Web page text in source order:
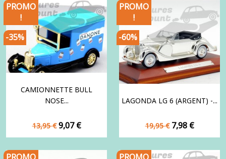
CAMIONNETTE BULL
NOSE...
Prix
de
13,95 € Prix
9,07 €
PROMO
!
-35%
LAGONDA LG 6 (ARGENT) -...
Prix
de
19,95 € Prix
7,98 €
PROMO
!
-60%